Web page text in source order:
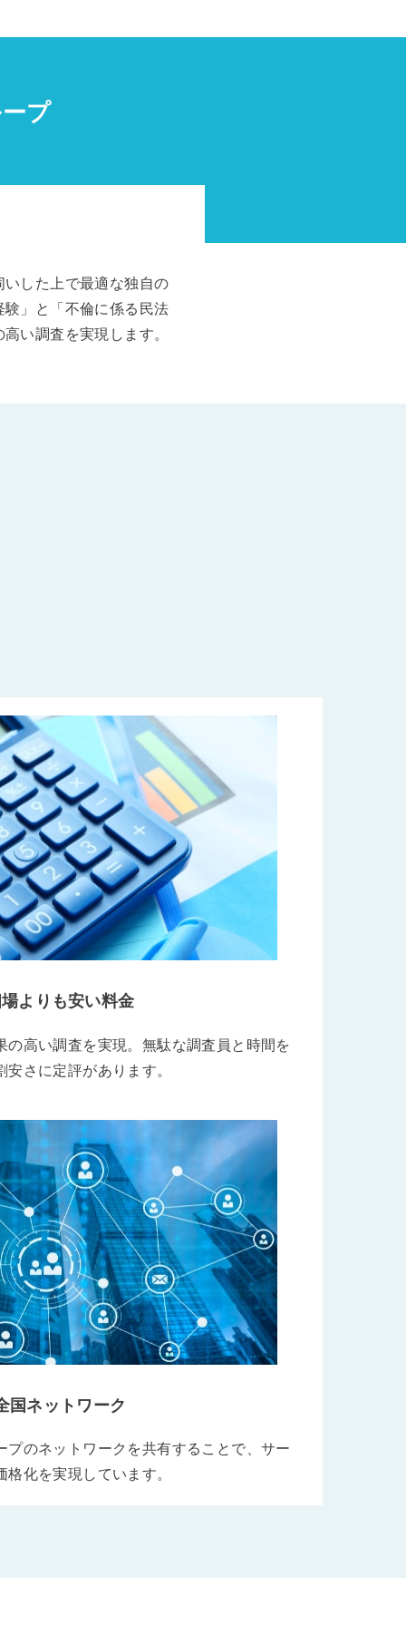
プ
した上で最適な独自の
」と「不倫に係る民法
い調査を実現します。
よりも安い料金
の高い調査を実現。無駄な調査員と時間を
さに定評があります。
国ネットワーク
プのネットワークを共有することで、サー
化を実現しています。